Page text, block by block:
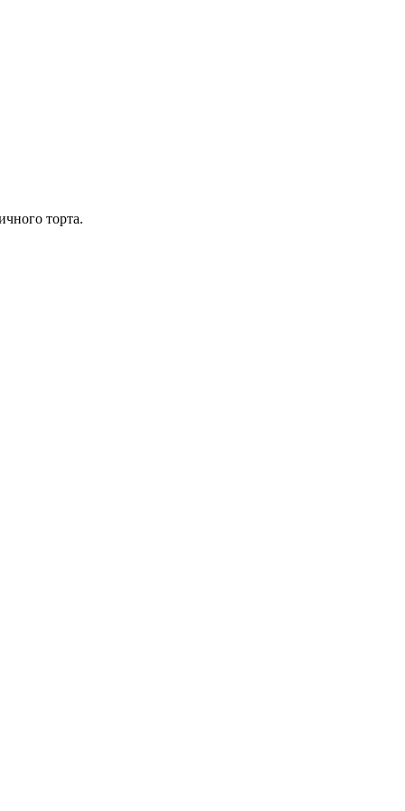
торта.